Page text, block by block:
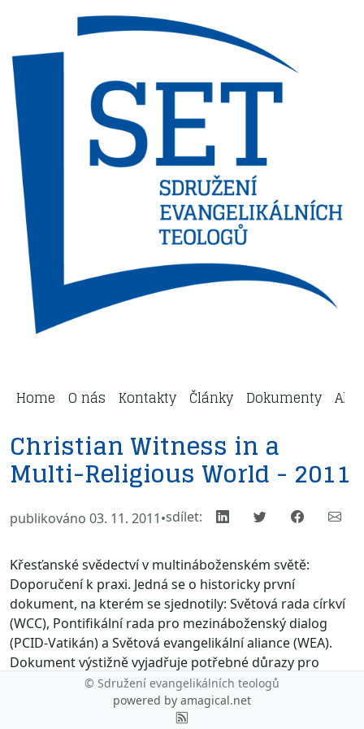
Home O nás Kontakty Články Dokumenty
Christian Witness in a
Multi-Religious World - 2011
publikováno 03. 11. 2011•sdílet:
Křesťanské svědectví v multináboženském světě:
Doporučení k praxi. Jedná se o historicky první
dokument, na kterém se sjednotily: Světová rada církví
(WCC), Pontifikální rada pro mezináboženský dialog
(PCID-Vatikán) a Světová evangelikální aliance (WEA).
Dokument výstižně vyjadřuje potřebné důrazy pro
vydávání křesťanslkého svědectví v sučasném světě.
© Sdružení evangelikálních teologů
powered by amagical.net